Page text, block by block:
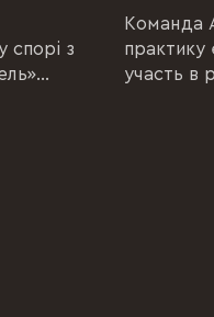
спорі з
Команда
практику
участь в